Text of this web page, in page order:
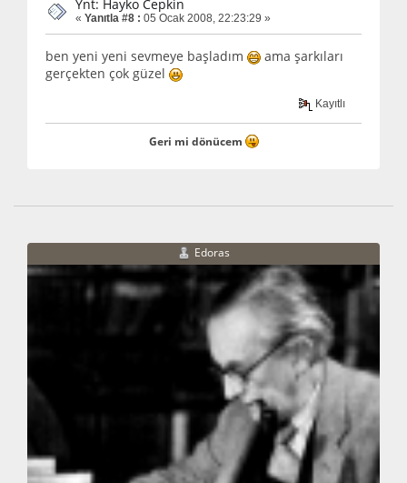
Ynt: Hayko Cepkin
« Yanıtla #8 : 05 Ocak 2008, 22:23:29 »
ben yeni yeni sevmeye başladım
ama şarkıları
gerçekten çok güzel
Kayıtlı
Geri mi dönücem
Edoras